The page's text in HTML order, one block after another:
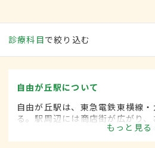
診療科目で絞り込む
自由が丘駅について
自由が丘駅は、東急電鉄東横線
る。駅周辺には商店街が広がり
カフェが多く立ち並ぶ。買い物
住みたい街としても人気が高い
もっと見る